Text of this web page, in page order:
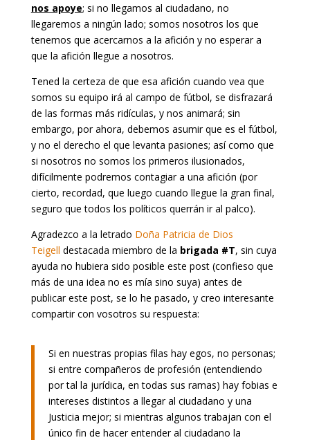
nos apoye; si no llegamos al ciudadano, no
llegaremos a ningún lado; somos nosotros los que
tenemos que acercarnos a la afición y no esperar a
que la afición llegue a nosotros.
Tened la certeza de que esa afición cuando vea que
somos su equipo irá al campo de fútbol, se disfrazará
de las formas más ridículas, y nos animará; sin
embargo, por ahora, debemos asumir que es el fútbol,
y no el derecho el que levanta pasiones; así como que
si nosotros no somos los primeros ilusionados,
difícilmente podremos contagiar a una afición (por
cierto, recordad, que luego cuando llegue la gran final,
seguro que todos los políticos querrán ir al palco).
Agradezco a la letrado Doña Patricia de Dios
Teigell destacada miembro de la brigada #T, sin cuya
ayuda no hubiera sido posible este post (confieso que
más de una idea no es mía sino suya) antes de
publicar este post, se lo he pasado, y creo interesante
compartir con vosotros su respuesta:
Si en nuestras propias filas hay egos, no personas;
si entre compañeros de profesión (entendiendo
por tal la jurídica, en todas sus ramas) hay fobias e
intereses distintos a llegar al ciudadano y una
Justicia mejor; si mientras algunos trabajan con el
único fin de hacer entender al ciudadano la